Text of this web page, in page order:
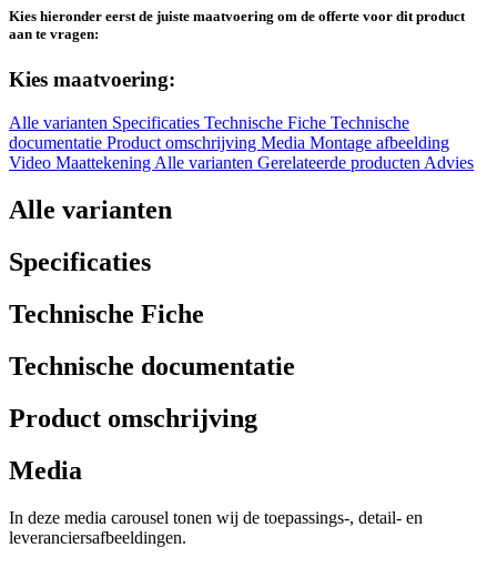
Kies hieronder eerst de juiste maatvoering om de offerte voor dit product
aan te vragen:
Kies maatvoering:
Alle varianten Specificaties Technische Fiche Technische
documentatie Product omschrijving Media Montage afbeelding
Video Maattekening Alle varianten Gerelateerde producten Advies
Alle varianten
Specificaties
Technische Fiche
Technische documentatie
Product omschrijving
Media
In deze media carousel tonen wij de toepassings-, detail- en
leveranciersafbeeldingen.